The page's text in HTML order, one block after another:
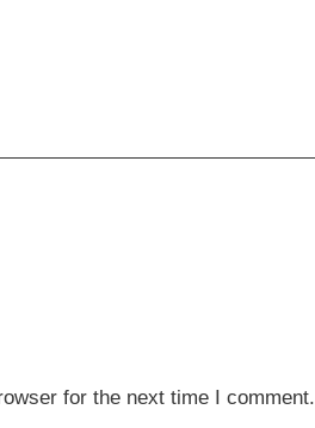
for the next time I comment.